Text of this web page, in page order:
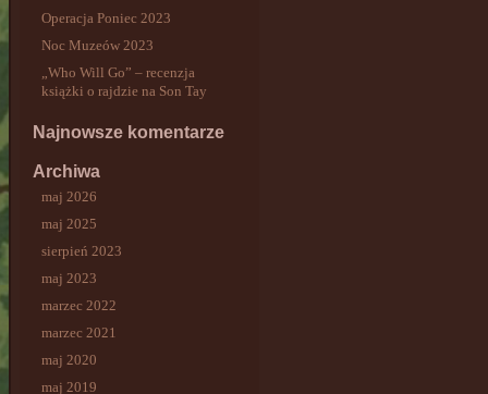
Operacja Poniec 2023
Noc Muzeów 2023
„Who Will Go” – recenzja
książki o rajdzie na Son Tay
Najnowsze komentarze
Archiwa
maj 2026
maj 2025
sierpień 2023
maj 2023
marzec 2022
marzec 2021
maj 2020
maj 2019